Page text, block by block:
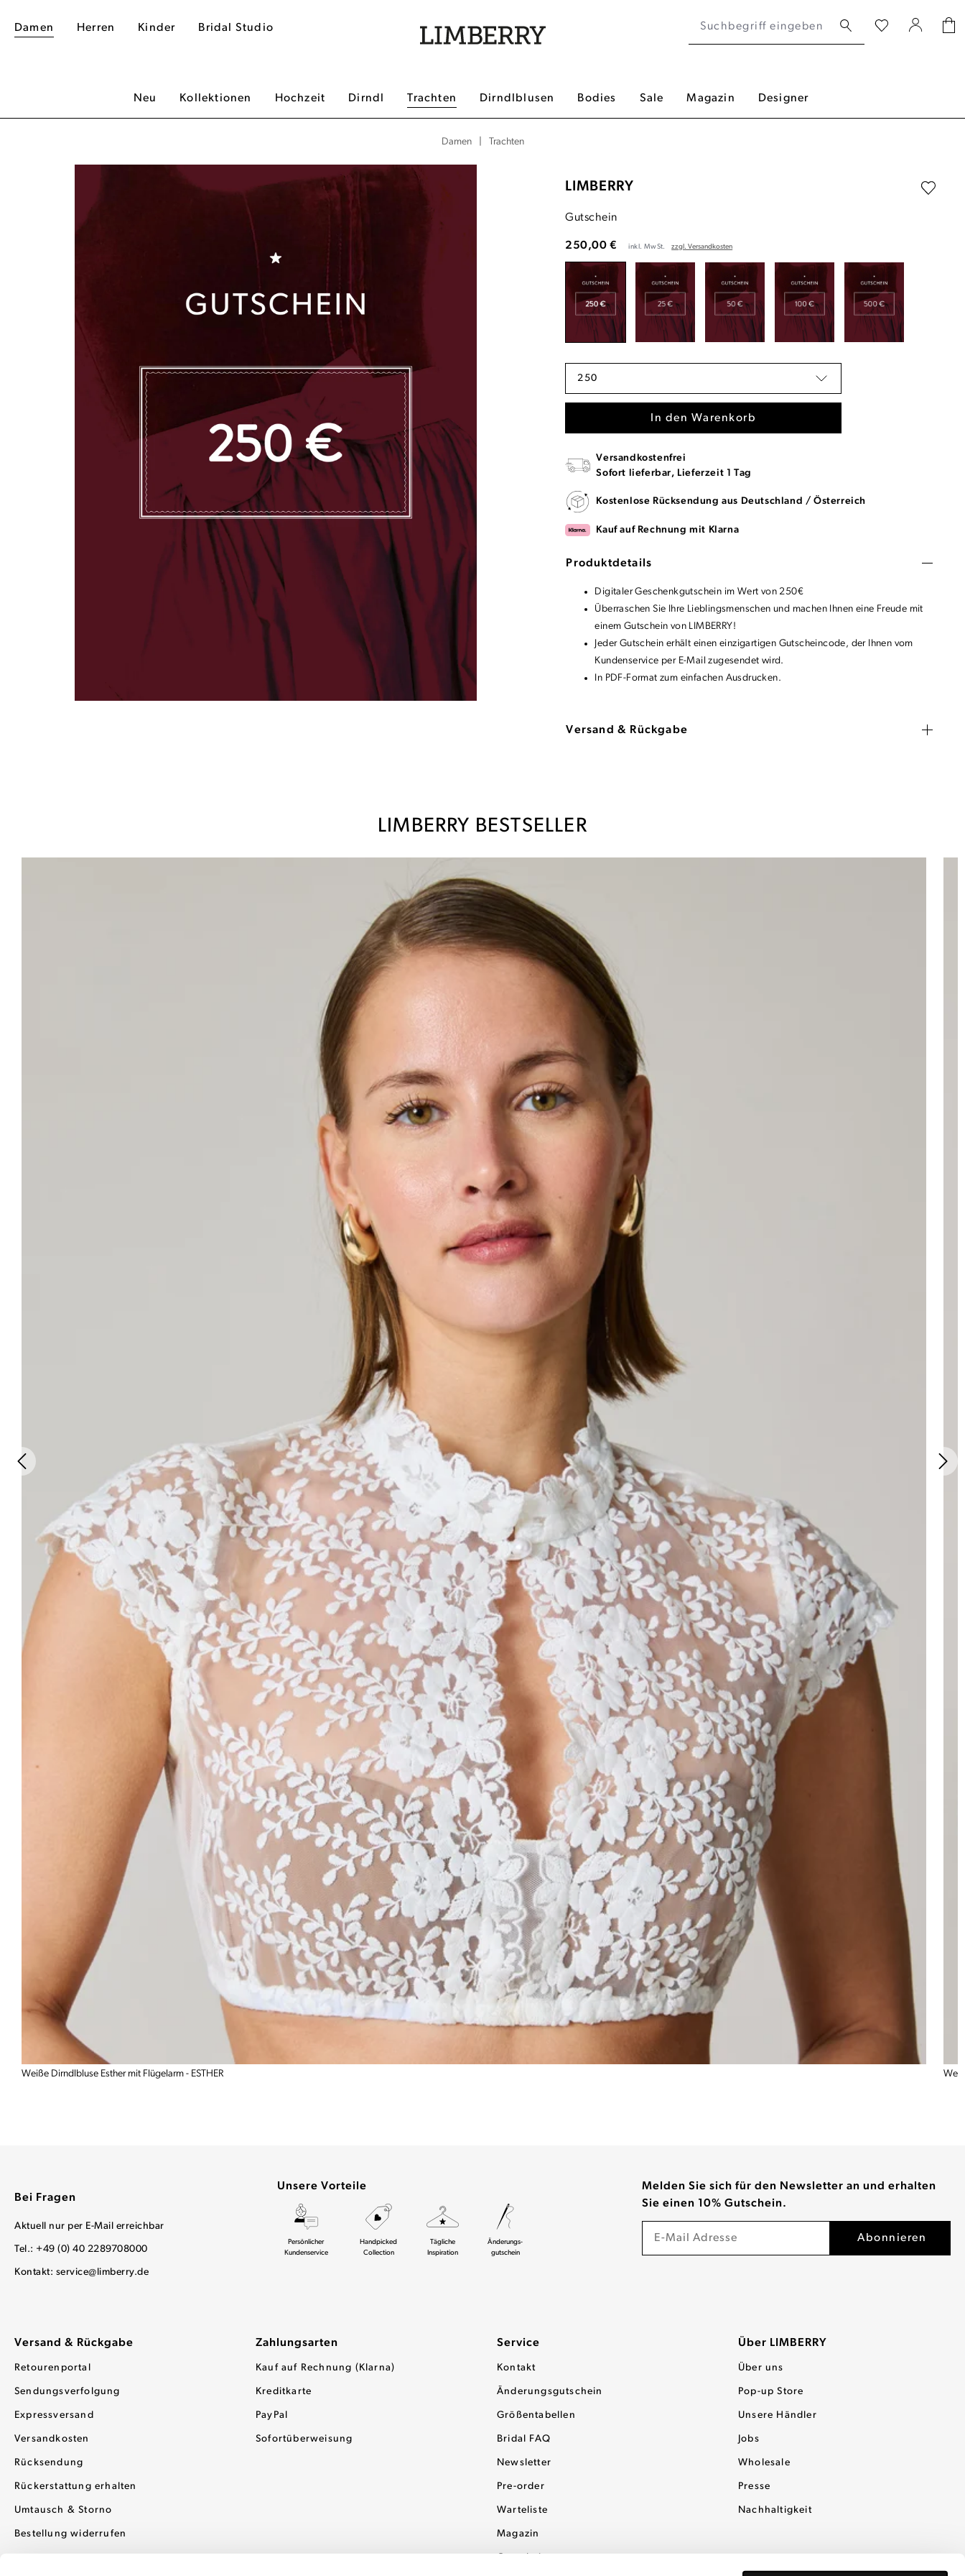
Damen Herren Kinder Bridal Studio
Neu Kollektionen Hochzeit Dirndl Trachten Dirndlblusen Bodies Sale Magazin Designer
Damen Trachten
LIMBERRY
Gutschein
250,00 € inkl. MwSt. zzgl. Versandkosten
250
In den Warenkorb
Versandkostenfrei
Sofort lieferbar, Lieferzeit 1 Tag
Kostenlose Rücksendung aus Deutschland / Österreich
Kauf auf Rechnung mit Klarna
Produktdetails
Digitaler Geschenkgutschein im Wert von 250€
Überraschen Sie Ihre Lieblingsmenschen und machen Ihnen eine Freude mit
einem Gutschein von LIMBERRY!
Jeder Gutschein erhält einen einzigartigen Gutscheincode, der Ihnen vom
Kundenservice per E-Mail zugesendet wird.
In PDF-Format zum einfachen Ausdrucken.
Versand & Rückgabe
LIMBERRY BESTSELLER
Weiße Dirndlbluse Esther mit Flügelarm - ESTHER
Versand & Rückgabe
Retourenportal
Sendungsverfolgung
Expressversand
Versandkosten
Rücksendung
Rückerstattung erhalten
Umtausch & Storno
Bestellung widerrufen
Zahlungsarten
Kauf auf Rechnung (Klarna)
Kreditkarte
PayPal
Sofortüberweisung
Service
Kontakt
Änderungsgutschein
Größentabellen
Bridal FAQ
Newsletter
Pre-order
Warteliste
Magazin
Über LIMBERRY
Über uns
Pop-up Store
Unsere Händler
Jobs
Wholesale
Presse
Nachhaltigkeit
Melden Sie sich für den Newsletter an und erhalten
Sie einen 10% Gutschein.
Unsere Vorteile
Persönlicher
Kundenservice
Handpicked
Collection
Tägliche
Inspiration
Änderungs-
gutschein
Bei Fragen
Aktuell nur per E-Mail erreichbar
Tel.: +49 (0) 40 2289708000
Kontakt: service@limberry.de